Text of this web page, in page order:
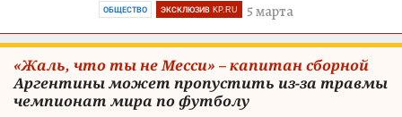
5 марта
ОБЩЕСТВО ЭКСКЛЮЗИВ KP.RU
«Жаль, что ты не Месси» – капитан сборной
Аргентины может пропустить из-за травмы
чемпионат мира по футболу